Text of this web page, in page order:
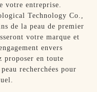
votre entreprise.
Technology Co.,
de la peau de premier
votre marque et
envers
en toute
recherchées pour